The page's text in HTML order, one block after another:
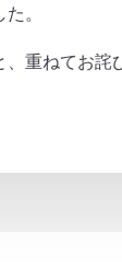
。
重ねてお